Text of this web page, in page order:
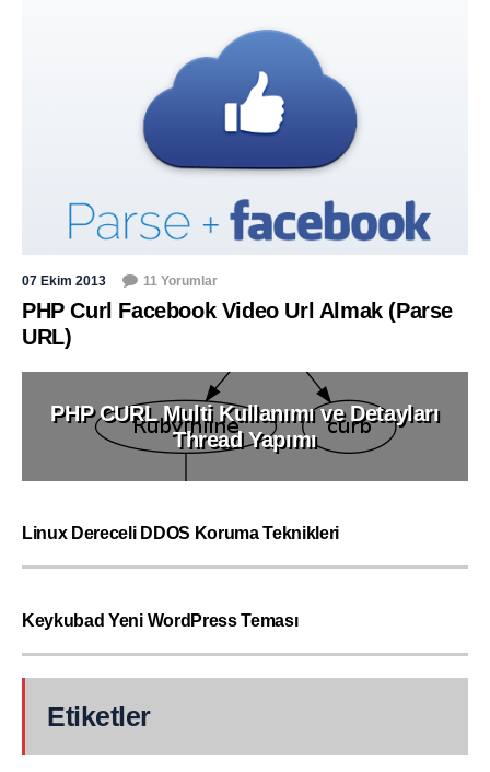
07 Ekim 2013 11 Yorumlar
PHP Curl Facebook Video Url Almak (Parse
URL)
PHP CURL Multi Kullanımı ve Detayları
Thread Yapımı
Linux Dereceli DDOS Koruma Teknikleri
Keykubad Yeni WordPress Teması
Etiketler